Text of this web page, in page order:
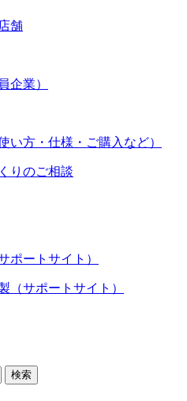
舗
企業）
い方・仕様・ご購入など）
りのご相談
ポートサイト）
（サポートサイト）
検索